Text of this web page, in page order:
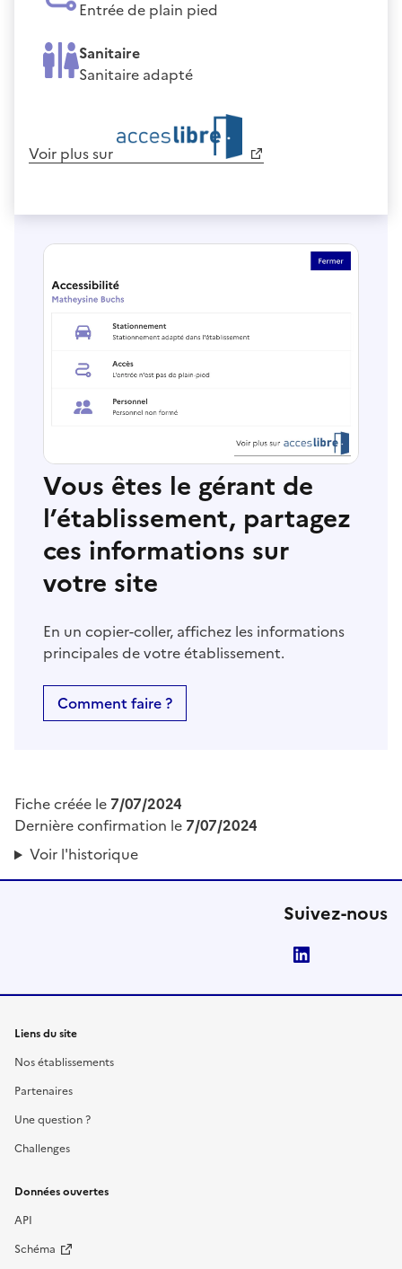
Entrée de plain pied
Sanitaire
Sanitaire adapté
Voir plus sur
Vous êtes le gérant de
l’établissement, partagez
ces informations sur
votre site
En un copier-coller, affichez les informations
principales de votre établissement.
Comment faire ?
Fiche créée le 7/07/2024
Dernière confirmation le 7/07/2024
Voir l'historique
Suivez-nous
Liens du site
Nos établissements
Partenaires
Une question ?
Challenges
Données ouvertes
API
Schéma